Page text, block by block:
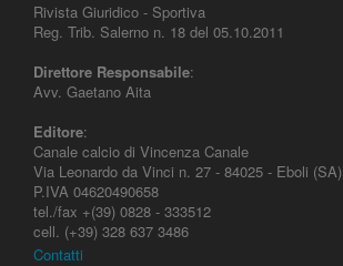
Rivista Giuridico - Sportiva
Reg. Trib. Salerno n. 18 del 05.10.2011
Direttore Responsabile:
Avv. Gaetano Aita
Editore:
Canale calcio di Vincenza Canale
Via Leonardo da Vinci n. 27 - 84025 - Eboli (SA)
P.IVA 04620490658
tel./fax +(39) 0828 - 333512
cell. (+39) 328 637 3486
Contatti